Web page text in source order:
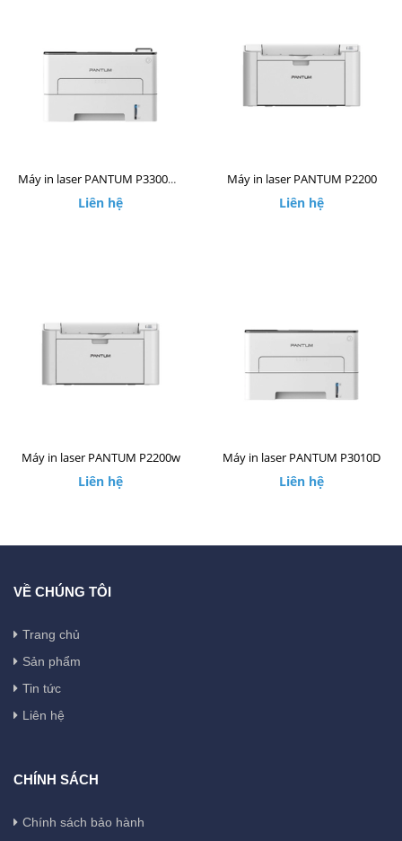
Máy in laser PANTUM P3300DW
Liên hệ
Máy in laser PANTUM P2200
Liên hệ
Máy in laser PANTUM P2200w
Liên hệ
Máy in laser PANTUM P3010D
Liên hệ
VỀ CHÚNG TÔI
Trang chủ
Sản phẩm
Tin tức
Liên hệ
CHÍNH SÁCH
Chính sách bảo hành